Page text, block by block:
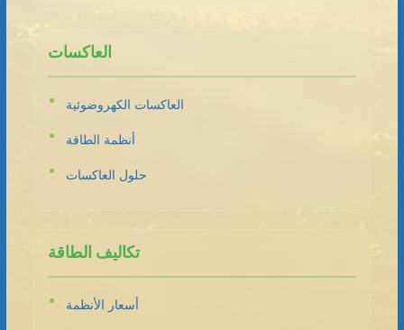
العاكسات
العاكسات الكهروضوئية
أنظمة الطاقة
حلول العاكسات
تكاليف الطاقة
أسعار الأنظمة